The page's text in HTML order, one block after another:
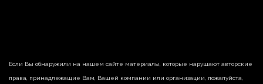
Если Вы обнаружили на нашем сайте материалы, которые нарушают авторские
права, принадлежащие Вам, Вашей компании или организации, пожалуйста,